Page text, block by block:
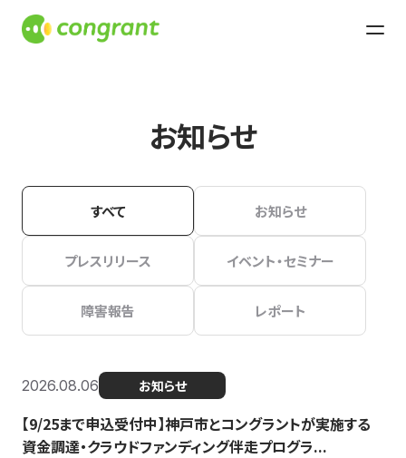
お知らせ
すべて お知らせ
プレスリリース イベント・セミナー
障害報告 レポート
2026.08.06 お知らせ
【9/25まで申込受付中】神戸市とコングラントが実施する
資金調達・クラウドファンディング伴走プログラ...